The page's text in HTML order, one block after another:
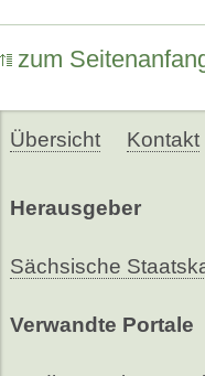
zum
Übersicht Kontakt
Herausgeber
Sächsische
Verwandte Portale